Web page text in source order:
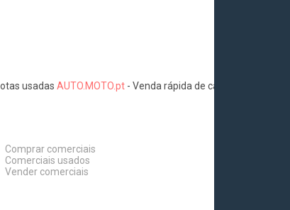
usadas AUTO.MOTO.pt- Venda rápida de carros, motas,
Comprar comerciais
Comerciais usados
Vender comerciais